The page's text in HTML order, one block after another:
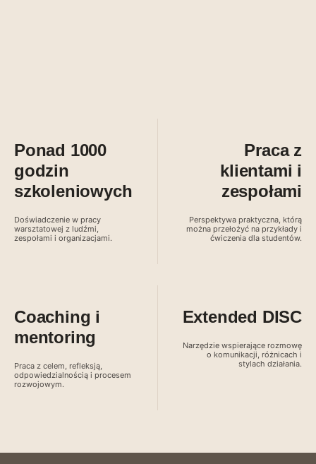
Ponad 1000
godzin
szkoleniowych
Doświadczenie w pracy
warsztatowej z ludźmi,
zespołami i organizacjami.
Praca z
klientami i
zespołami
Perspektywa praktyczna, którą
można przełożyć na przykłady i
ćwiczenia dla studentów.
Coaching i
mentoring
Praca z celem, refleksją,
odpowiedzialnością i procesem
rozwojowym.
Extended DISC
Narzędzie wspierające rozmowę
o komunikacji, różnicach i
stylach działania.